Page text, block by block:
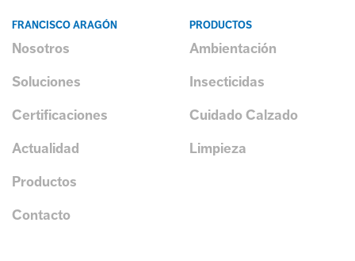
FRANCISCO ARAGÓN
Nosotros
Soluciones
Certificaciones
Actualidad
Productos
Contacto
PRODUCTOS
Ambientación
Insecticidas
Cuidado Calzado
Limpieza